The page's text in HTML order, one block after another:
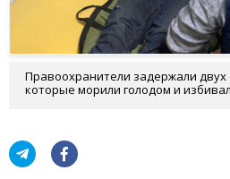
Правоохранители задержали двух
которые морили голодом и